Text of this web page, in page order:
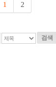
1 2
검색